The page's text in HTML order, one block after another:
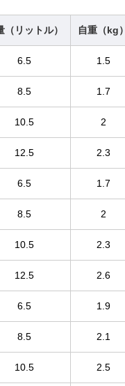
（リットル） 自重（kg）
6.5 1.5
8.5 1.7
10.5 2
12.5 2.3
6.5 1.7
8.5 2
10.5 2.3
12.5 2.6
6.5 1.9
8.5 2.1
10.5 2.5